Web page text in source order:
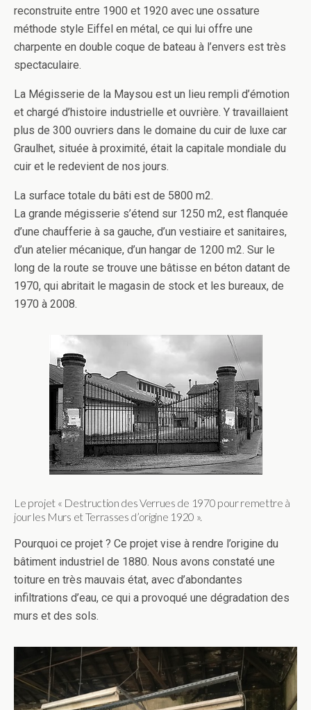
reconstruite entre 1900 et 1920 avec une ossature
méthode style Eiffel en métal, ce qui lui offre une
charpente en double coque de bateau à l’envers est très
spectaculaire.
La Mégisserie de la Maysou est un lieu rempli d’émotion
et chargé d’histoire industrielle et ouvrière. Y travaillaient
plus de 300 ouvriers dans le domaine du cuir de luxe car
Graulhet, située à proximité, était la capitale mondiale du
cuir et le redevient de nos jours.
La surface totale du bâti est de 5800 m2.
La grande mégisserie s’étend sur 1250 m2, est flanquée
d’une chaufferie à sa gauche, d’un vestiaire et sanitaires,
d’un atelier mécanique, d’un hangar de 1200 m2. Sur le
long de la route se trouve une bâtisse en béton datant de
1970, qui abritait le magasin de stock et les bureaux, de
1970 à 2008.
Le projet « Destruction des Verrues de 1970 pour remettre à
jour les Murs et Terrasses d’origine 1920 ».
Pourquoi ce projet ? Ce projet vise à rendre l’origine du
bâtiment industriel de 1880. Nous avons constaté une
toiture en très mauvais état, avec d’abondantes
infiltrations d’eau, ce qui a provoqué une dégradation des
murs et des sols.